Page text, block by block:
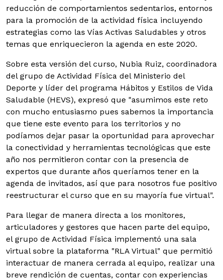
reducción de comportamientos sedentarios, entornos
para la promoción de la actividad física incluyendo
estrategias como las Vías Activas Saludables y otros
temas que enriquecieron la agenda en este 2020.
Sobre esta versión del curso, Nubia Ruiz, coordinadora
del grupo de Actividad Física del Ministerio del
Deporte y líder del programa Hábitos y Estilos de Vida
Saludable (HEVS), expresó que "asumimos este reto
con mucho entusiasmo pues sabemos la importancia
que tiene este evento para los territorios y no
podíamos dejar pasar la oportunidad para aprovechar
la conectividad y herramientas tecnológicas que este
año nos permitieron contar con la presencia de
expertos que durante años queríamos tener en la
agenda de invitados, así que para nosotros fue positivo
reestructurar el curso que en su mayoría fue virtual".
Para llegar de manera directa a los monitores,
articuladores y gestores que hacen parte del equipo,
el grupo de Actividad Física implementó una sala
virtual sobre la plataforma "RLA Virtual" que permitió
interactuar de manera cerrada al equipo, realizar una
breve rendición de cuentas, contar con experiencias